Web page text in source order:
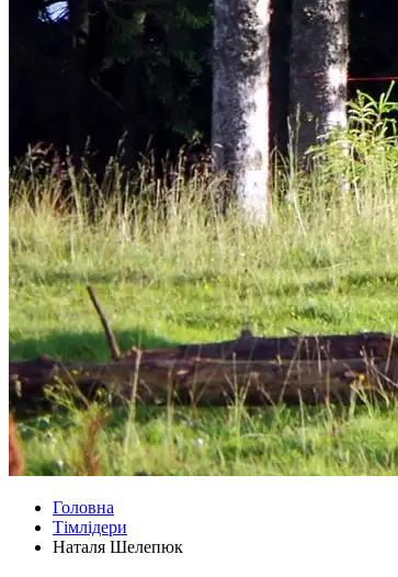
Головна
Тімлідери
Наталя Шелепюк